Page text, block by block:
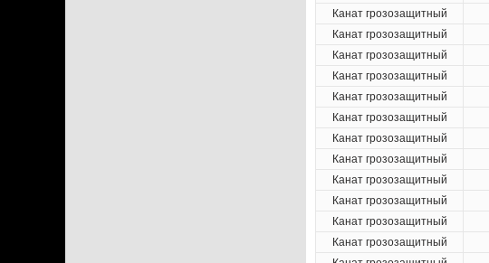
Канат грозозащитный
Канат грозозащитный
Канат грозозащитный
Канат грозозащитный
Канат грозозащитный
Канат грозозащитный
Канат грозозащитный
Канат грозозащитный
Канат грозозащитный
Канат грозозащитный
Канат грозозащитный
Канат грозозащитный